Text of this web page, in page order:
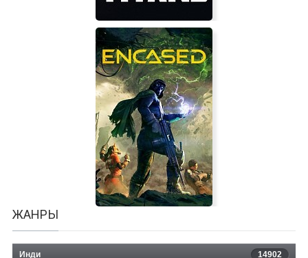
Planetary Annihilation: TITANS
ЖАНРЫ
Инди 14902